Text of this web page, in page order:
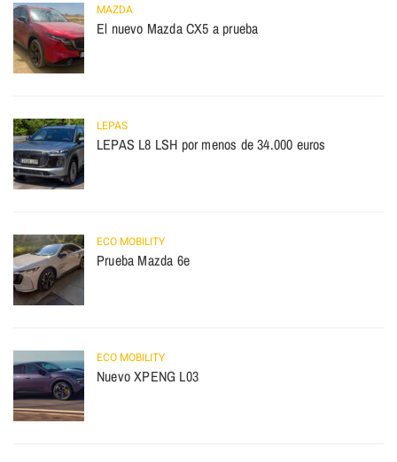
MAZDA
El nuevo Mazda CX5 a prueba
LEPAS
LEPAS L8 LSH por menos de 34.000 euros
ECO MOBILITY
Prueba Mazda 6e
ECO MOBILITY
Nuevo XPENG L03